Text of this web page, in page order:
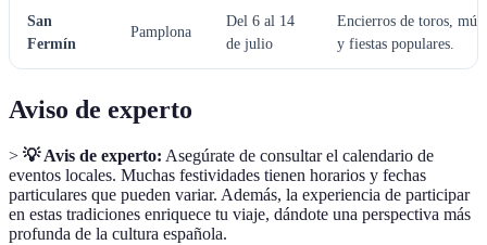
San
Fermín
Pamplona
Del 6 al 14
de julio
Encierros de toros,
y fiestas populares.
Aviso de experto
> 💡 Avis de experto: Asegúrate de consultar el calendario de
eventos locales. Muchas festividades tienen horarios y fechas
particulares que pueden variar. Además, la experiencia de participar
en estas tradiciones enriquece tu viaje, dándote una perspectiva más
profunda de la cultura española.